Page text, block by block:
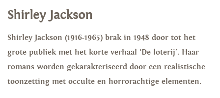
Shirley Jackson
Shirley Jackson (1916-1965) brak in 1948 door tot het
grote publiek met het korte verhaal ‘De loterij’. Haar
romans worden gekarakteriseerd door een realistische
toonzetting met occulte en horrorachtige elementen.